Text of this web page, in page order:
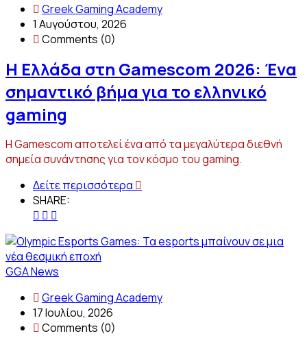
Greek Gaming Academy
1 Αυγούστου, 2026
Comments (0)
Η Ελλάδα στη Gamescom 2026: Ένα
σημαντικό βήμα για το ελληνικό
gaming
Η Gamescom αποτελεί ένα από τα μεγαλύτερα διεθνή
σημεία συνάντησης για τον κόσμο του gaming.
Δείτε περισσότερα
SHARE:
GGA News
Greek Gaming Academy
17 Ιουλίου, 2026
Comments (0)